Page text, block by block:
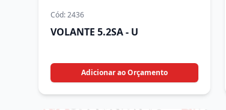
Cód:2436
VOLANTE 5.2SA - U
Adicionar ao Orçamento